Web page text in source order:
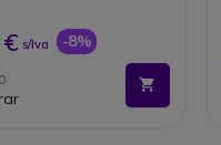
de voz
teléfonos
conectados,
s/Iva -8%